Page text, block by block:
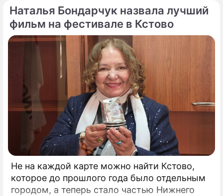
Наталья Бондарчук назвала лучший
фильм на фестивале в Кстово
Не на каждой карте можно найти Кстово,
которое до прошлого года было отдельным
городом, а теперь стало частью Нижнего